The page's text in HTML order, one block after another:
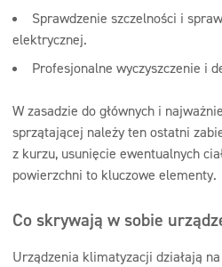
Sprawdzenie szczelności i
elektrycznej.
Profesjonalne wyczyszczenie i
W zasadzie do głównych i
sprzątającej należy ten ostatni
z kurzu, usunięcie ewentualnych
powierzchni to kluczowe elementy.
Co skrywają w sobie
Urządzenia klimatyzacji działają